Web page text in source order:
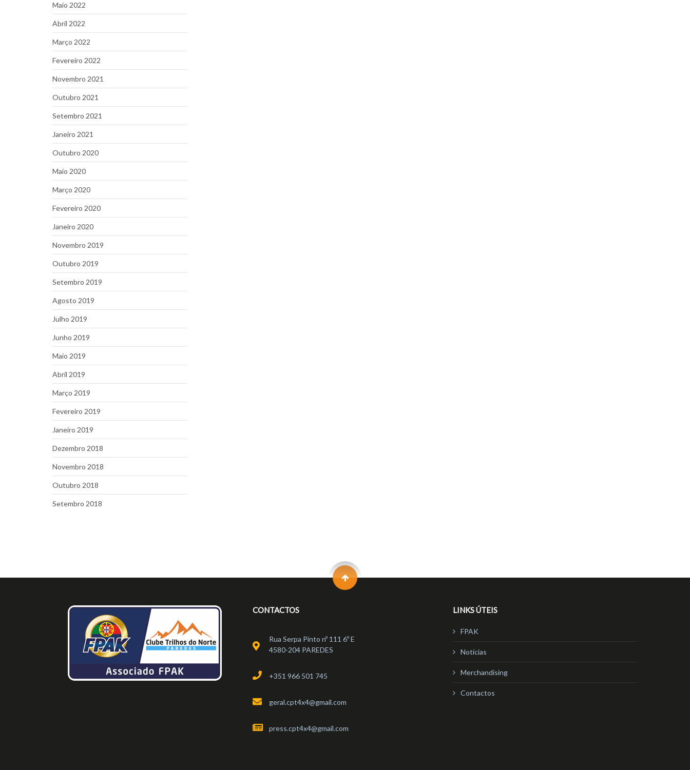
Maio 2022
Abril 2022
Março 2022
Fevereiro 2022
Novembro 2021
Outubro 2021
Setembro 2021
Janeiro 2021
Outubro 2020
Maio 2020
Março 2020
Fevereiro 2020
Janeiro 2020
Novembro 2019
Outubro 2019
Setembro 2019
Agosto 2019
Julho 2019
Junho 2019
Maio 2019
Abril 2019
Março 2019
Fevereiro 2019
Janeiro 2019
Dezembro 2018
Novembro 2018
Outubro 2018
Setembro 2018
CONTACTOS
Rua Serpa Pinto nº 111 6º E
4580-204 PAREDES
+351 966 501 745
geral.cpt4x4@gmail.com
press.cpt4x4@gmail.com
LINKS ÚTEIS
FPAK
Notícias
Merchandising
Contactos